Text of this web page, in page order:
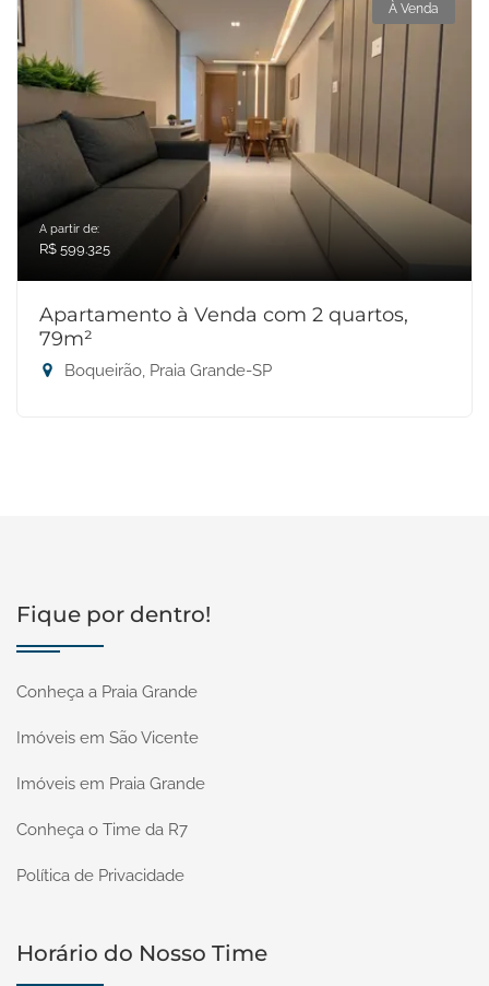
À Venda
A partir de:
R$ 599.325
Apartamento à Venda com 2 quartos,
79m²
Boqueirão, Praia Grande-SP
Fique por dentro!
Conheça a Praia Grande
Imóveis em São Vicente
Imóveis em Praia Grande
Conheça o Time da R7
Política de Privacidade
Horário do Nosso Time